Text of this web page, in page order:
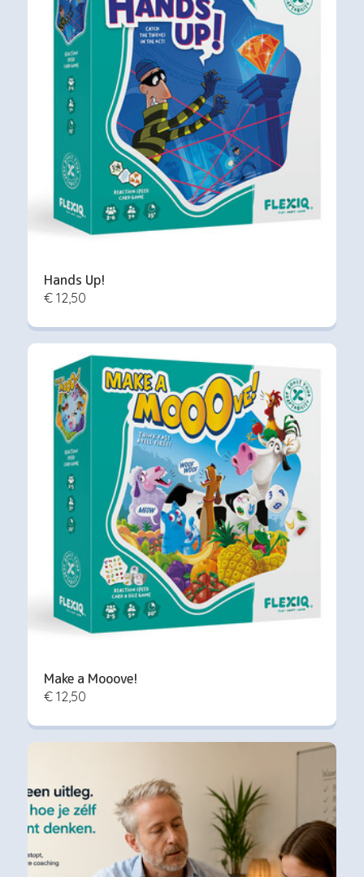
Hands Up!
€ 12,50
Make a Mooove!
€ 12,50